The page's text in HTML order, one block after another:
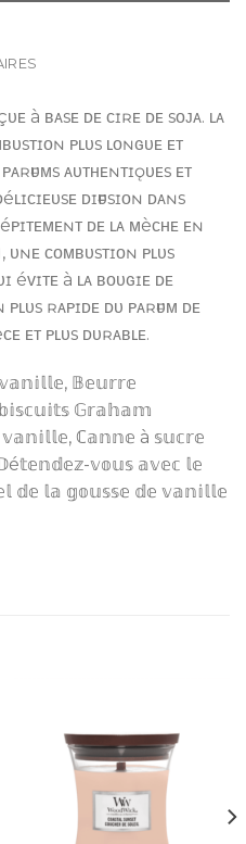
à ʙᴀsᴇ ᴅᴇ ᴄɪʀᴇ ᴅᴇ sᴏᴊᴀ. ʟᴀ
ᴘʟᴜs ʟᴏɴɢᴜᴇ ᴇᴛ
ᴀᴜᴛʜᴇɴᴛɪǫᴜᴇs ᴇᴛ
ᴅɪғғᴜsɪᴏɴ ᴅᴀɴs
ᴅᴇ ʟᴀ ᴍèᴄʜᴇ ᴇɴ
ᴜɴᴇ ᴄᴏᴍʙᴜsᴛɪᴏɴ ᴘʟᴜs
éᴠɪᴛᴇ à ʟᴀ ʙᴏᴜɢɪᴇ ᴅᴇ
ʀᴀᴘɪᴅᴇ ᴅᴜ ᴘᴀʀғᴜᴍ ᴅᴇ
ᴇᴛ ᴘʟᴜs ᴅᴜʀᴀʙʟᴇ.
𝔹𝕖𝕦𝕣𝕣𝕖
𝔾𝕣𝕒𝕙𝕒𝕞
ℂ𝕒𝕟𝕟𝕖 à 𝕤𝕦𝕔𝕣𝕖
𝕧𝕠𝕦𝕤 𝕒𝕧𝕖𝕔 𝕝𝕖
𝕝𝕒 𝕘𝕠𝕦𝕤𝕤𝕖 𝕕𝕖 𝕧𝕒𝕟𝕚𝕝𝕝𝕖